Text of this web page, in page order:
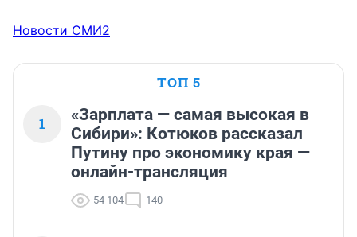
Новости СМИ2
ТОП 5
1
«Зарплата — самая высокая в
Сибири»: Котюков рассказал
Путину про экономику края —
онлайн-трансляция
54 104 140